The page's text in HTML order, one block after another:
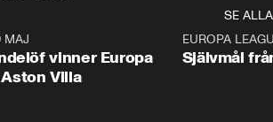
SE ALLA
MAJ
vinner Europa
Villa
EUROPA
Självmål